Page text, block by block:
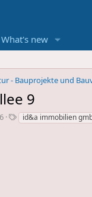
What's new
- Bauprojekte und
9
S
c
id&a immobilien